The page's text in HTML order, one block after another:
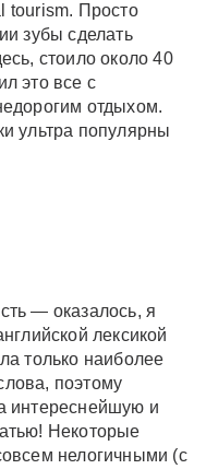
tourism. Просто
зубы сделать
стоило около 40
это все с
отдыхом.
ультра популярны
— оказалось, я
лексикой
только наиболее
поэтому
интереснейшую и
Некоторые
нелогичными (с